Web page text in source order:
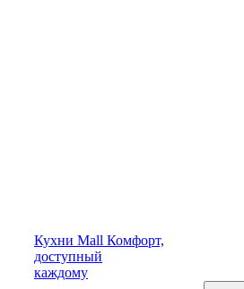
Кухни Mall Комфорт,
доступный
каждому